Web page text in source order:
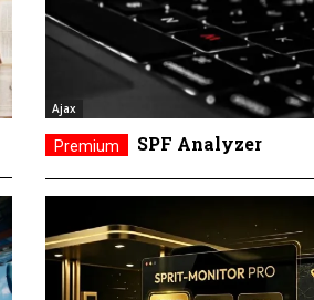
Ajax
SPF Analyzer